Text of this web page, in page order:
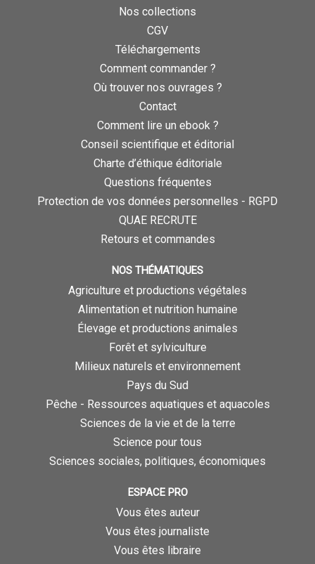
Nos collections
CGV
Téléchargements
Comment commander ?
Où trouver nos ouvrages ?
Contact
Comment lire un ebook ?
Conseil scientifique et éditorial
Charte d’éthique éditoriale
Questions fréquentes
Protection de vos données personnelles - RGPD
QUAE RECRUTE
Retours et commandes
NOS THÉMATIQUES
Agriculture et productions végétales
Alimentation et nutrition humaine
Élevage et productions animales
Forêt et sylviculture
Milieux naturels et environnement
Pays du Sud
Pêche - Ressources aquatiques et aquacoles
Sciences de la vie et de la terre
Science pour tous
Sciences sociales, politiques, économiques
ESPACE PRO
Vous êtes auteur
Vous êtes journaliste
Vous êtes libraire